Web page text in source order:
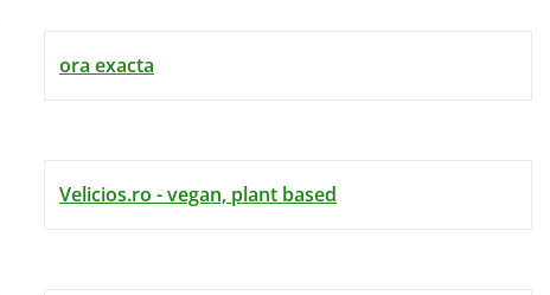
ora exacta
Velicios.ro - vegan, plant based